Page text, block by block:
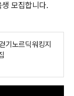
모집합니다.
노르딕워킹지